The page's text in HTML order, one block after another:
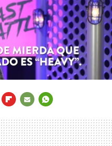
MAIL